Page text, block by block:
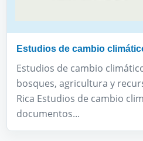
Estudios de cambio
Estudios de cambio
bosques, agricultura y
Rica Estudios de cambio
documentos...